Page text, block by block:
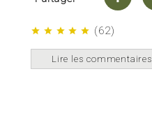
star star star star star (62)
Lire les commentaires